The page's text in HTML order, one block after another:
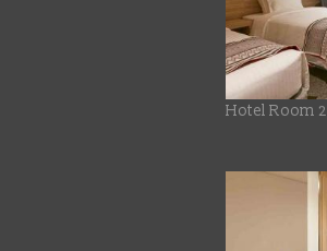
Hotel Room 2